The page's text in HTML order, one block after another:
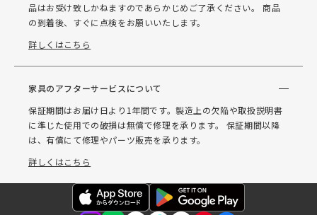
品はお受け致しかねますのであらかじめご了承ください。 商品
の到着後、すぐに点検をお願いいたします。
詳しくはこちら
家具のアフターサービスについて
保証期間はお届け日より1年間です。製造上の欠陥や取扱説明書
に準じた使用での破損は無償で修理を承ります。 保証期間以降
は、有償にて修理やパーツ販売を承ります。
詳しくはこちら